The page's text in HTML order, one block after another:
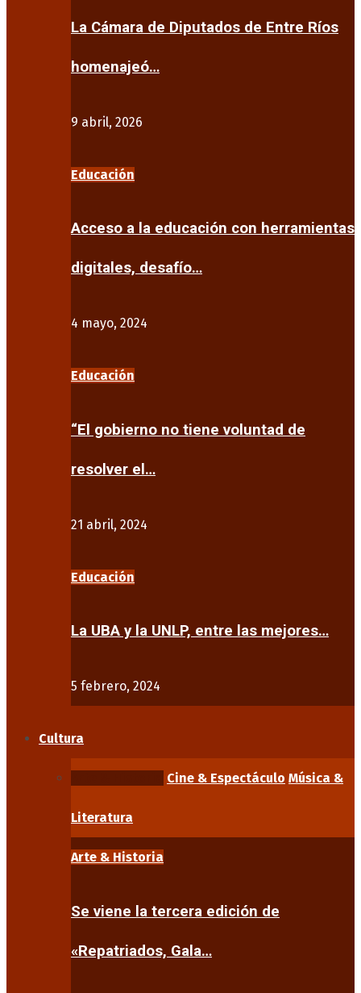
La Cámara de Diputados de Entre Ríos
homenajeó…
9 abril, 2026
Educación
Acceso a la educación con herramientas
digitales, desafío…
4 mayo, 2024
Educación
“El gobierno no tiene voluntad de
resolver el…
21 abril, 2024
Educación
La UBA y la UNLP, entre las mejores…
5 febrero, 2024
Cultura
Cine & Espectáculo Música &
Literatura
Arte & Historia
Se viene la tercera edición de
«Repatriados, Gala…